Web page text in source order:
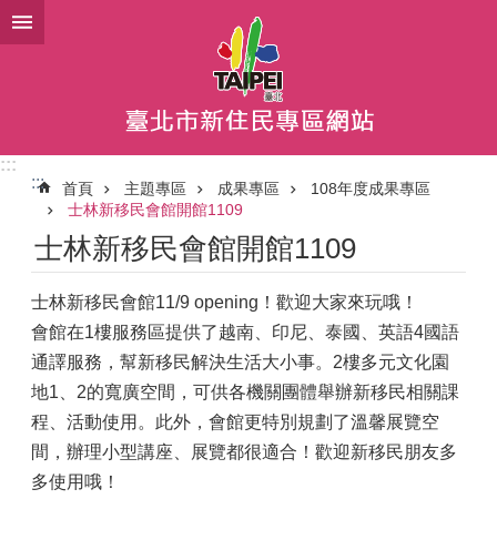
跳到主要內容區塊
:::
::: 首頁 主題專區 成果專區
108年度成果專區
士林新移民會館開館1109
士林新移民會館開館1109
士林新移民會館11/9 opening！歡迎大家來玩哦！
會館在1樓服務區提供了越南、印尼、泰國、英語4國語
通譯服務，幫新移民解決生活大小事。2樓多元文化園
地1、2的寬廣空間，可供各機關團體舉辦新移民相關課
程、活動使用。此外，會館更特別規劃了溫馨展覽空
間，辦理小型講座、展覽都很適合！歡迎新移民朋友多
多使用哦！